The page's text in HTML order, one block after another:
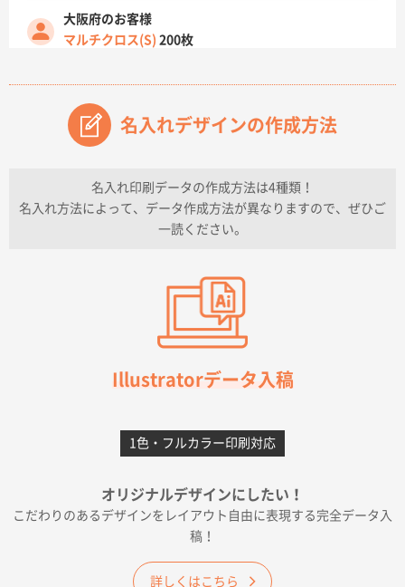
大阪府のお客様
マルチクロス(S) 200枚
原稿データ流用が可能で価格が妥当なこと
兵庫県のお客様
チケットホルダー ダブルポケット
上記のとおりです。
柳さんの対応が素晴らしかった。
フレキソレジ袋 Uバッグ 35号
5000枚
2026年06月28日 15:14
千葉県A社様
2026年06月19日 09:41
価格 大丈夫そうな会社に見えた
大阪府のお客様
名入れデザインの作成方法
名入れ印刷データの作成方法は4種類！
名入れ方法によって、データ作成方法が異なりますので、ぜひご
一読ください。
Illustratorデータ入稿
1色・フルカラー印刷対応
オリジナルデザインにしたい！
こだわりのあるデザインをレイアウト自由に表現する完全データ入
稿！
詳しくはこちら